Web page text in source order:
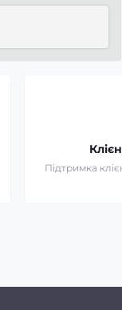
Підтримка